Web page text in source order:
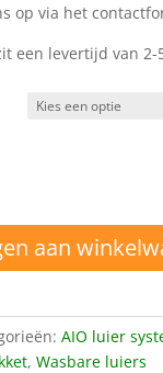
op via het
een levertijd van 2-
aan
AIO luier
, Wasbare luiers